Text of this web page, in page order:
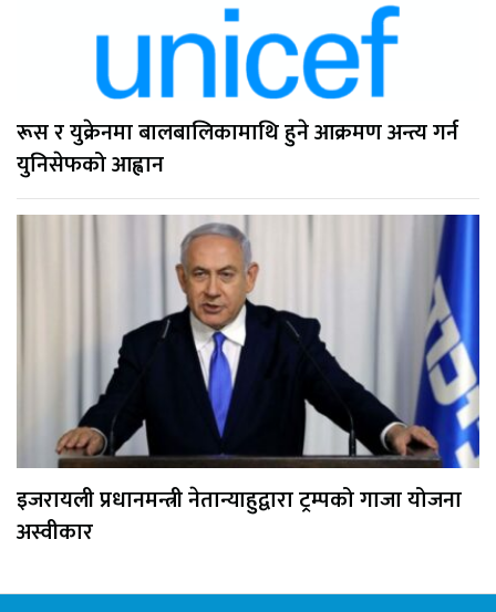
रूस र युक्रेनमा बालबालिकामाथि हुने आक्रमण अन्त्य गर्न
युनिसेफको आह्वान
इजरायली प्रधानमन्त्री नेतान्याहुद्वारा ट्रम्पको गाजा योजना
अस्वीकार